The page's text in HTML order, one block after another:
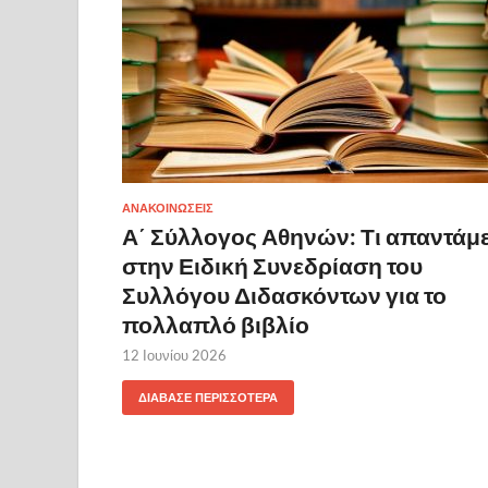
ΑΝΑΚΟΙΝΩΣΕΙΣ
Α΄ Σύλλογος Αθηνών: Τι
στην Ειδική Συνεδρίαση του
Συλλόγου Διδασκόντων για το
πολλαπλό βιβλίο
12 Ιουνίου 2026
ΔΙΆΒΑΣΕ ΠΕΡΙΣΣΌΤΕΡΑ